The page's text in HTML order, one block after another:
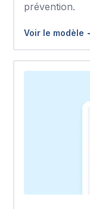
prévention.
Voir le modèle